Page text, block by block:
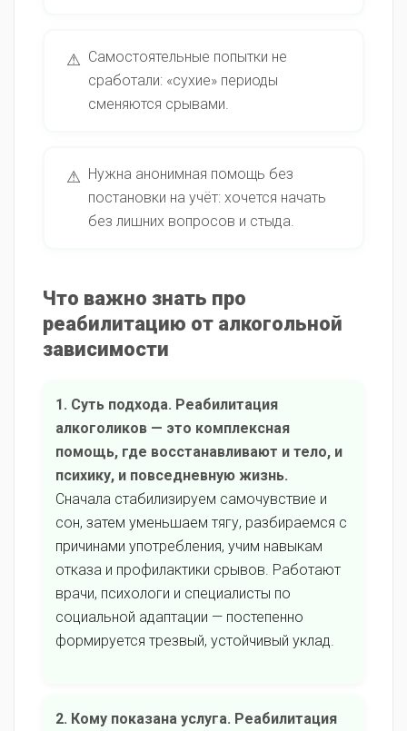
⚠ Самостоятельные попытки не
сработали: «сухие» периоды
сменяются срывами.
⚠ Нужна анонимная помощь без
постановки на учёт: хочется начать
без лишних вопросов и стыда.
Что важно знать про
реабилитацию от алкогольной
зависимости
1. Суть подхода. Реабилитация
алкоголиков — это комплексная
помощь, где восстанавливают и тело, и
психику, и повседневную жизнь.
Сначала стабилизируем самочувствие и
сон, затем уменьшаем тягу, разбираемся с
причинами употребления, учим навыкам
отказа и профилактики срывов. Работают
врачи, психологи и специалисты по
социальной адаптации — постепенно
формируется трезвый, устойчивый уклад.
2. Кому показана услуга. Реабилитация